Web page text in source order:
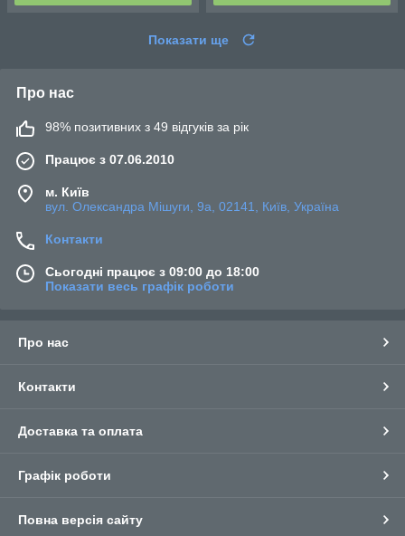
Показати ще
Про нас
98% позитивних з 49 відгуків за рік
Працює з 07.06.2010
м. Київ
вул. Олександра Мішуги, 9а, 02141, Київ, Україна
Контакти
Сьогодні працює з 09:00 до 18:00
Показати весь графік роботи
Про нас
Контакти
Доставка та оплата
Графік роботи
Повна версія сайту